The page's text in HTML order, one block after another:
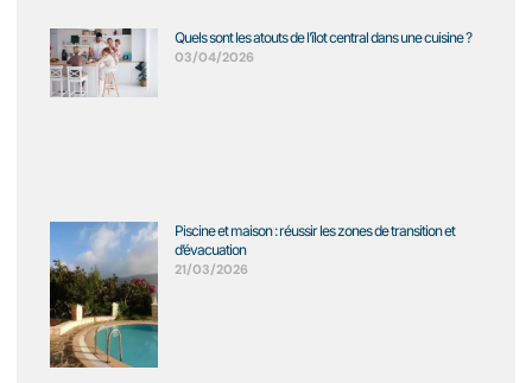
Quels sont les atouts de l’îlot central dans une cuisine ?
03/04/2026
Piscine et maison : réussir les zones de transition et
d’évacuation
21/03/2026